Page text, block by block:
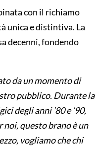
con il richiamo
unica e distintiva. La
decenni, fondendo
da un momento di
pubblico. Durante la
degli anni ’80 e ’90,
noi, questo brano è un
vogliamo che chi